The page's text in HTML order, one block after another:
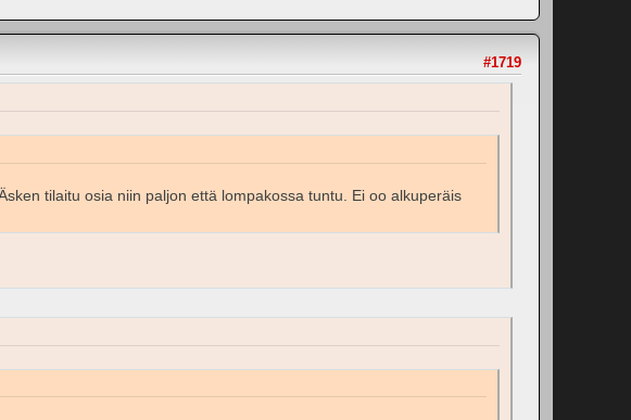
#1719
tilaitu osia niin paljon että lompakossa tuntu. Ei oo alkuperäis